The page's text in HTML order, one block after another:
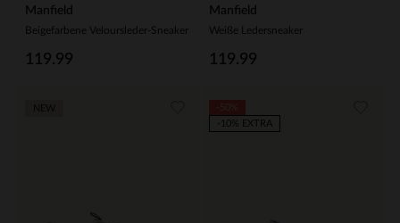
Manfield
Beigefarbene Veloursleder-Sneaker
119.99
Manfield
Weiße Ledersneaker
119.99
-10% EXTRA